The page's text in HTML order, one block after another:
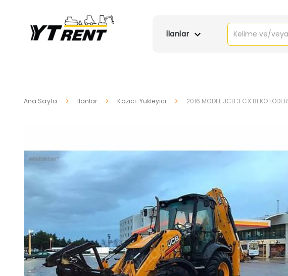
İlanlar
Ana Sayfa İlanlar Kazıcı-Yükleyici 2016 MODEL JCB 3 CX BEKO LODER